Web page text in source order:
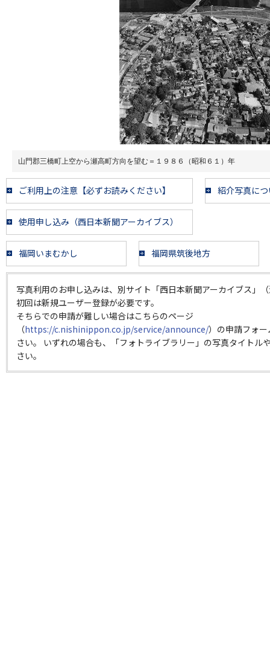
山門郡三橋町上空から瀬高町方向を望む＝１９８６（昭和６１）年
ご利用上の注意【必ずお読みください】 紹介写真に
使用申し込み（西日本新聞アーカイブス）
福岡いまむかし 福岡県筑後地方
写真利用のお申し込みは、別サイト「西日本新聞アーカイブス」
初回は新規ユーザー登録が必要です。
そちらでの申請が難しい場合はこちらのページ
（https://c.nishinippon.co.jp/service/announce/）の申請フォ
さい。 いずれの場合も、「フォトライブラリー」の写真タイトル
さい。